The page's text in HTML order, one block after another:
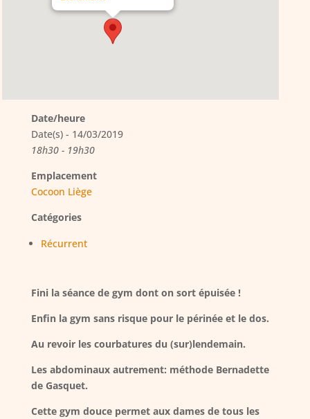
Date/heure
Date(s) - 14/03/2019
18h30 - 19h30
Emplacement
Cocoon Liège
Catégories
Récurrent
Fini la séance de gym dont on sort épuisée !
Enfin la gym sans risque pour le périnée et le dos.
Au revoir les courbatures du (sur)lendemain.
Les abdominaux autrement: méthode Bernadette
de Gasquet.
Cette gym douce permet aux dames de tous les